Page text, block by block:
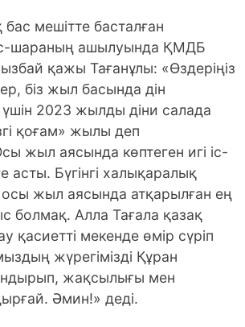
мешітте басталған
шараның ашылуында ҚМДБ
қажы Тағанұлы: «Өздеріңіз
біз жыл басында дін
үшін 2023 жылды діни салада
қоғам» жылы деп
жыл аясында көптеген игі іс-
асты. Бүгінгі халықаралық
жыл аясында атқарылған ең
болмақ. Алла Тағала қазақ
қасиетті мекенде өмір сүріп
жүрегімізді Құран
жақсылығы мен
Әмин!» деді.